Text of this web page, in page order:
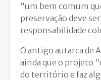
“um bem comum
preservação deve
responsabilidade
O antigo autarca de
ainda que o projeto
do território e faz